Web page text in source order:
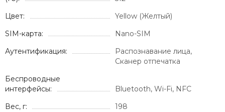
Цвет:
Yellow (Желтый)
SIM-карта:
Nano-SIM
Аутентификация:
Распознавание лица,
Сканер отпечатка
Беспроводные
интерфейсы:
Bluetooth, Wi-Fi, NFC
Вес, г:
198